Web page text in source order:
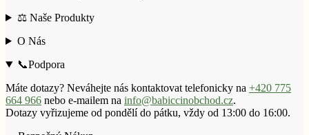
⚖️ Naše Produkty
O Nás
📞Podpora
Máte dotazy? Neváhejte nás kontaktovat telefonicky na +420 775
664 966 nebo e-mailem na info@babiccinobchod.cz.
Dotazy vyřizujeme od pondělí do pátku, vždy od 13:00 do 16:00.